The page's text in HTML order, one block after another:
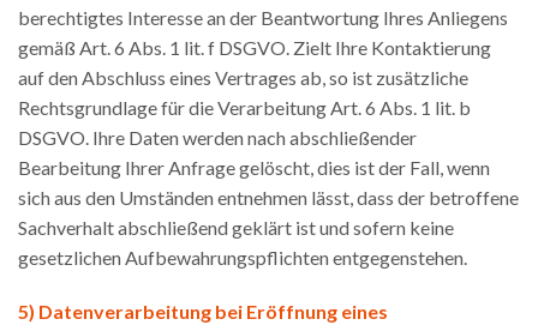
berechtigtes Interesse an der Beantwortung Ihres Anliegens
gemäß Art. 6 Abs. 1 lit. f DSGVO. Zielt Ihre Kontaktierung
auf den Abschluss eines Vertrages ab, so ist zusätzliche
Rechtsgrundlage für die Verarbeitung Art. 6 Abs. 1 lit. b
DSGVO. Ihre Daten werden nach abschließender
Bearbeitung Ihrer Anfrage gelöscht, dies ist der Fall, wenn
sich aus den Umständen entnehmen lässt, dass der betroffene
Sachverhalt abschließend geklärt ist und sofern keine
gesetzlichen Aufbewahrungspflichten entgegenstehen.
5) Datenverarbeitung bei Eröffnung eines